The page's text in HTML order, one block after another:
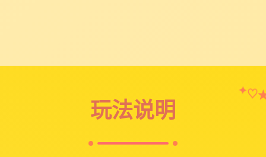
玩法说明
✦♡